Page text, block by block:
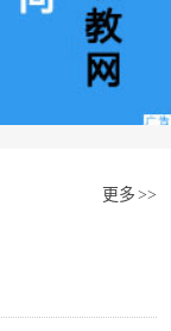
更多 >>